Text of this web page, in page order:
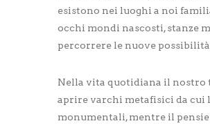
esistono nei luoghi a noi
occhi mondi nascosti, stanze
percorrere le nuove
Nella vita quotidiana il nostro
aprire varchi metafisici da cui
monumentali, mentre il